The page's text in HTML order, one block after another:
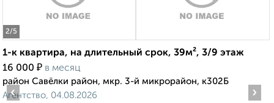
2/5
1-к квартира, на длительный срок, 39м², 3/9 этаж
16 000 ₽ в месяц
район Савёлки район, мкр. 3-й микрорайон, к302Б
Агентство, 04.08.2026
‹ ›